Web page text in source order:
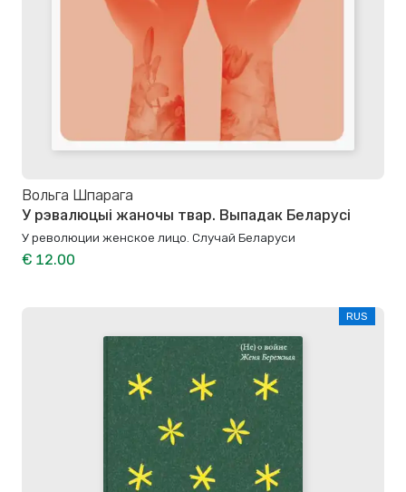
Вольга Шпарага
У рэвалюцыі жаночы твар. Выпадак Беларусі
У революции женское лицо. Случай Беларуси
€ 12.00
RUS